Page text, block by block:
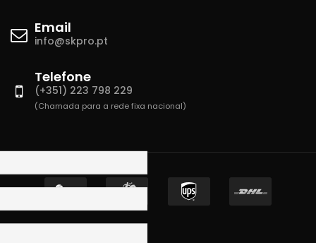
Email
info@skpro.pt
Telefone
(+351) 223 798 229
(Chamada para a rede fixa nacional)